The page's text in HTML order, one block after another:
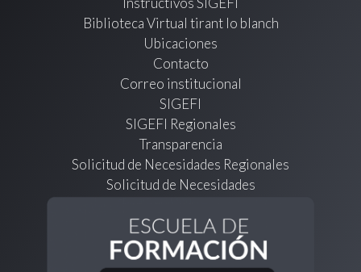
Biblioteca Virtual tirant lo blanch
Ubicaciones
Contacto
Correo institucional
SIGEFI
SIGEFI Regionales
Transparencia
Solicitud de Necesidades Regionales
Solicitud de Necesidades